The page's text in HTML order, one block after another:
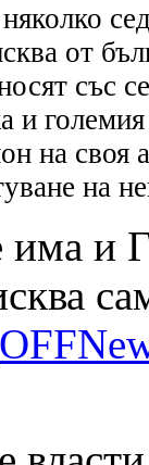
от
със
и
на своя
на
има и